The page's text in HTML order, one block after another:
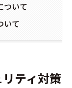
ついて
いて
ティ対策